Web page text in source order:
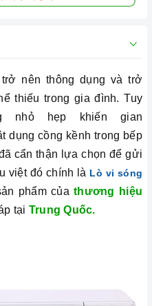
nên thông dụng và trở
thiếu trong gia đình. Tuy
nhỏ hẹp khiến gian
dụng cồng kềnh trong bếp
cẩn thận lựa chọn để gửi
việt đó chính là Lò vi sóng
phẩm củathương hiệu
tại Trung Quốc.